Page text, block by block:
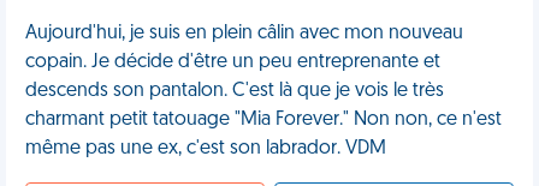
Aujourd'hui, je suis en plein câlin avec mon nouveau
copain. Je décide d'être un peu entreprenante et
descends son pantalon. C'est là que je vois le très
charmant petit tatouage "Mia Forever." Non non, ce n'est
même pas une ex, c'est son labrador. VDM